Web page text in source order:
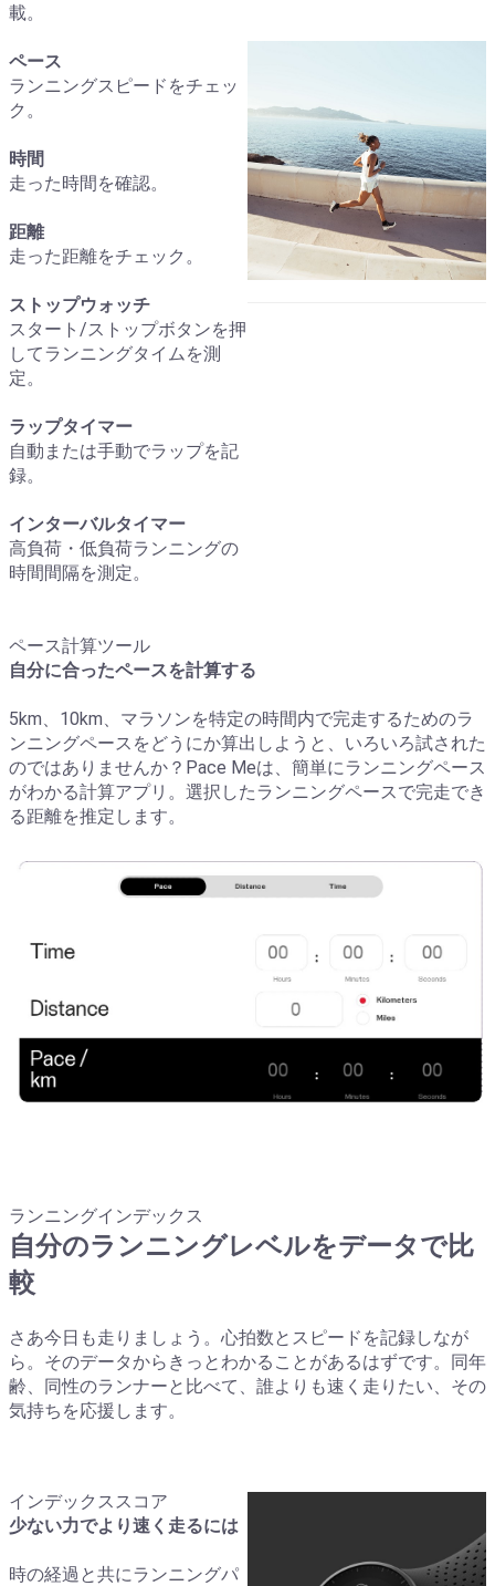
載。
ペース
ランニングスピードをチェッ
ク。
時間
走った時間を確認。
距離
走った距離をチェック。
ストップウォッチ
スタート/ストップボタンを押
してランニングタイムを測
定。
ラップタイマー
自動または手動でラップを記
録。
インターバルタイマー
高負荷・低負荷ランニングの
時間間隔を測定。
ペース計算ツール
自分に合ったペースを計算する
5km、10km、マラソンを特定の時間内で完走するためのラ
ンニングペースをどうにか算出しようと、いろいろ試された
のではありませんか？Pace Meは、簡単にランニングペース
がわかる計算アプリ。選択したランニングペースで完走でき
る距離を推定します。
ランニングインデックス
自分のランニングレベルをデータで比
較
さあ今日も走りましょう。心拍数とスピードを記録しなが
ら。そのデータからきっとわかることがあるはずです。同年
齢、同性のランナーと比べて、誰よりも速く走りたい、その
気持ちを応援します。
インデックススコア
少ない力でより速く走るには
時の経過と共にランニングパ